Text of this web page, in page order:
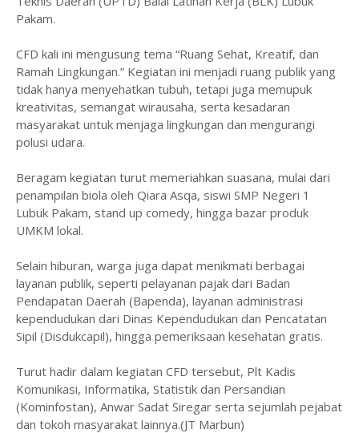
Pakam.
CFD kali ini mengusung tema “Ruang Sehat, Kreatif, dan
Ramah Lingkungan.” Kegiatan ini menjadi ruang publik yang
tidak hanya menyehatkan tubuh, tetapi juga memupuk
kreativitas, semangat wirausaha, serta kesadaran
masyarakat untuk menjaga lingkungan dan mengurangi
polusi udara.
Beragam kegiatan turut memeriahkan suasana, mulai dari
penampilan biola oleh Qiara Asqa, siswi SMP Negeri 1
Lubuk Pakam, stand up comedy, hingga bazar produk
UMKM lokal.
Selain hiburan, warga juga dapat menikmati berbagai
layanan publik, seperti pelayanan pajak dari Badan
Pendapatan Daerah (Bapenda), layanan administrasi
kependudukan dari Dinas Kependudukan dan Pencatatan
Sipil (Disdukcapil), hingga pemeriksaan kesehatan gratis.
Turut hadir dalam kegiatan CFD tersebut, Plt Kadis
Komunikasi, Informatika, Statistik dan Persandian
(Kominfostan), Anwar Sadat Siregar serta sejumlah pejabat
dan tokoh masyarakat lainnya.(JT Marbun)